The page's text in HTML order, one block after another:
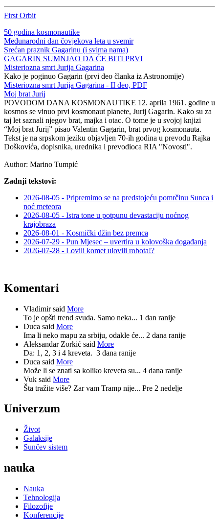
First Orbit
50 godina kosmonautike
Međunarodni dan čovjekova leta u svemir
Srećan praznik Gagarinu (i svima nama)
GAGARIN SUMNJAO DA ĆE BITI PRVI
Misteriozna smrt Jurija Gagarina
Kako je poginuo Gagarin (prvi deo članka iz Astronomije)
Misteriozna smrt Jurija Gagarina - II deo, PDF
Moj brat Jurij
POVODOM DANA KOSMONAUTIKE 12. aprila 1961. godine u
kosmos se vinuo prvi kosmonaut planete, Jurij Gagarin. Kako su za
taj let saznali njegov brat, majka i otac. O tome je u svojoj knjizi
“Moj brat Jurij” pisao Valentin Gagarin, brat prvog kosmonauta.
Tekst je na srpskom jeziku objavljen 70-ih godina u prevodu Rajka
Doškovića, dopisnika, urednika i prevodioca RIA "Novosti".
Author: Marino Tumpić
Zadnji tekstovi:
2026-08-05 - Pripremimo se na predstojeću pomrčinu Sunca i
noć meteora
2026-08-05 - Istra tone u potpunu devastaciju noćnog
krajobraza
2026-08-01 - Kosmički džin bez premca
2026-07-29 - Pun Mjesec – uvertira u kolovoška događanja
2026-07-28 - Lovili komet ulovili robota!?
Komentari
Vladimir said More
To je opšti trend svuda. Samo neka... 1 dan ranije
Duca said More
Ima li neko mapu za srbiju, odakle će... 2 dana ranije
Aleksandar Zorkić said More
Da: 1, 2, 3 i 4 kreveta. 3 dana ranije
Duca said More
Može li se znati sa koliko kreveta su... 4 dana ranije
Vuk said More
Šta tražite više? Zar vam Tramp nije... Pre 2 nedelje
Univerzum
Život
Galaksije
Sunčev sistem
nauka
Nauka
Tehnologija
Filozofije
Konferencije